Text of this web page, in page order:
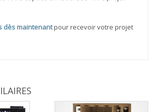
dès maintenantpour recevoir votre projet